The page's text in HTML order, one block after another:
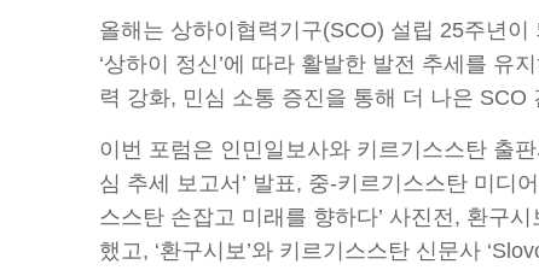
올해는 상하이협력기구(SCO) 설립 25주년
‘상하이 정신’에 따라 활발한 발전 추세를 유
력 강화, 민심 소통 증진을 통해 더 나은
이번 포럼은 인민일보사와 키르기스스탄 출
심 추세 보고서’ 발표, 중-키르기스스탄 미디
스스탄 손잡고 미래를 향하다’ 사진전, 환구
했고, ‘환구시보’와 키르기스스탄 신문사